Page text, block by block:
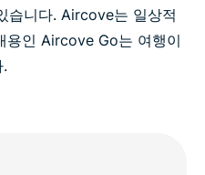
습니다. Aircove는 일상적
용인 Aircove Go는 여행이
.